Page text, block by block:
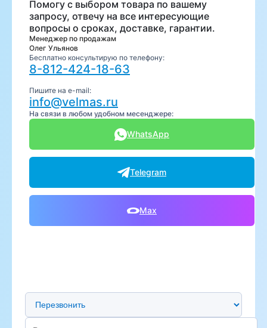
Помогу с выбором товара по вашему
запросу, отвечу на все интересующие
вопросы о сроках, доставке, гарантии.
Менеджер по продажам
Олег Ульянов
Бесплатно консультирую по телефону:
8-812-424-18-63
Пишите на e-mail:
info@velmas.ru
На связи в любом удобном месенджере:
WhatsApp
Telegram
Max
Предпочтительный способ связи